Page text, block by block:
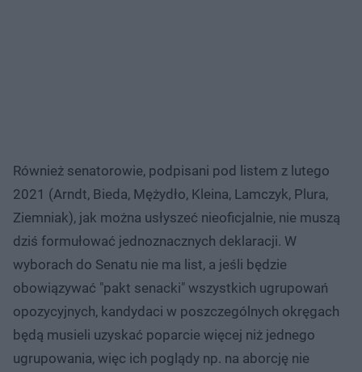
Również senatorowie, podpisani pod listem z lutego
2021 (Arndt, Bieda, Mężydło, Kleina, Lamczyk, Plura,
Ziemniak), jak można usłyszeć nieoficjalnie, nie muszą
dziś formułować jednoznacznych deklaracji. W
wyborach do Senatu nie ma list, a jeśli będzie
obowiązywać "pakt senacki" wszystkich ugrupowań
opozycyjnych, kandydaci w poszczególnych okręgach
będą musieli uzyskać poparcie więcej niż jednego
ugrupowania, więc ich poglądy np. na aborcję nie